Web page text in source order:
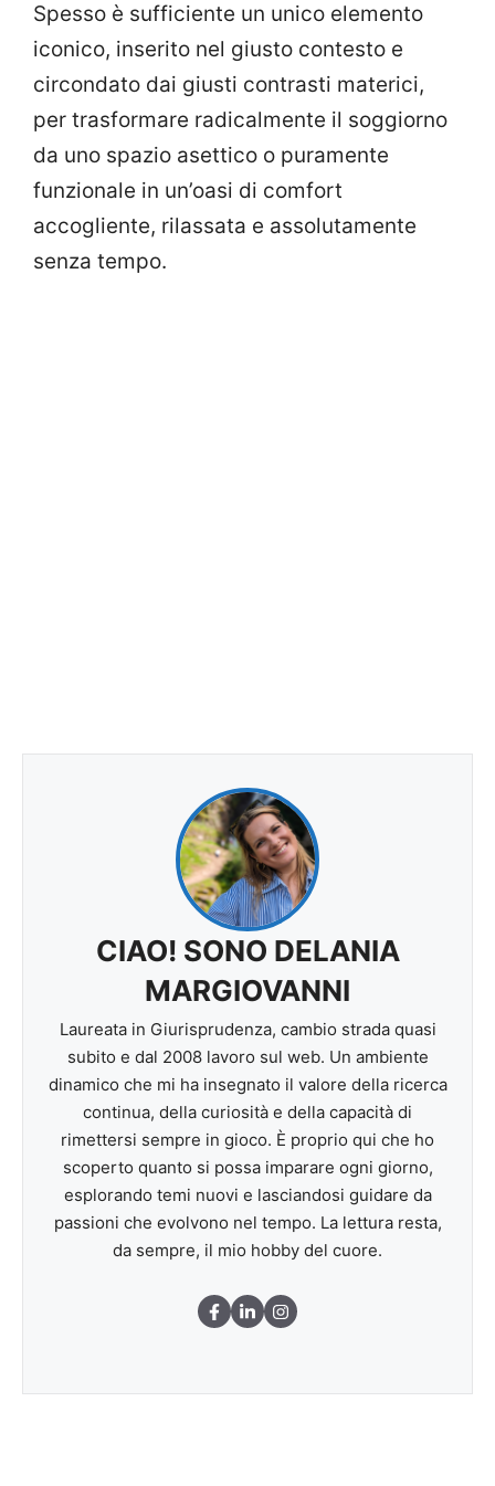
Spesso è sufficiente un unico elemento
iconico, inserito nel giusto contesto e
circondato dai giusti contrasti materici,
per trasformare radicalmente il soggiorno
da uno spazio asettico o puramente
funzionale in un’oasi di comfort
accogliente, rilassata e assolutamente
senza tempo.
CIAO! SONO DELANIA
MARGIOVANNI
Laureata in Giurisprudenza, cambio strada quasi
subito e dal 2008 lavoro sul web. Un ambiente
dinamico che mi ha insegnato il valore della ricerca
continua, della curiosità e della capacità di
rimettersi sempre in gioco. È proprio qui che ho
scoperto quanto si possa imparare ogni giorno,
esplorando temi nuovi e lasciandosi guidare da
passioni che evolvono nel tempo. La lettura resta,
da sempre, il mio hobby del cuore.